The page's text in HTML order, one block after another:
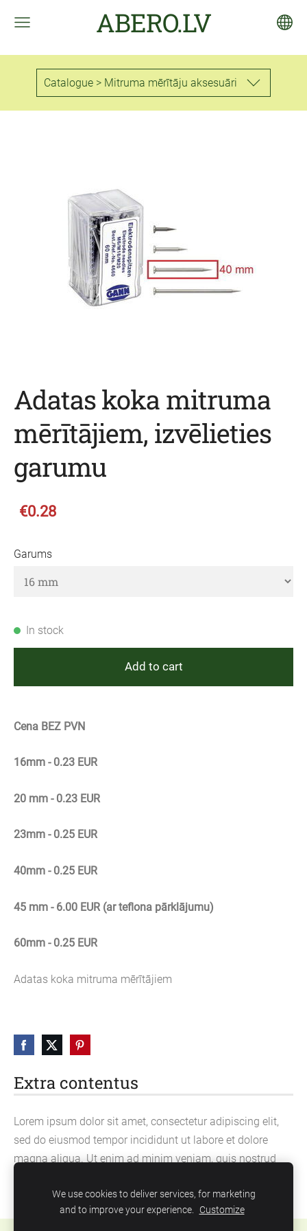
ABERO.LV
Catalogue > Mitruma mērītāju aksesuāri
Extra contentus
Lorem ipsum dolor sit amet, consectetur adipiscing elit,
sed do eiusmod tempor incididunt ut labore et dolore
magna aliqua. Ut enim ad minim veniam, quis nostrud
commodo consequat.
Adatas koka mitruma
mērītājiem, izvēlieties
garumu
€0.28
Garums
In stock
Add to cart
Cena BEZ PVN
16mm - 0.23 EUR
20 mm - 0.23 EUR
23mm - 0.25 EUR
40mm - 0.25 EUR
45 mm - 6.00 EUR (ar teflona pārklājumu)
60mm - 0.25 EUR
Adatas koka mitruma mērītājiem
We use cookies to deliver services, for marketing
and to improve your experience. Customize